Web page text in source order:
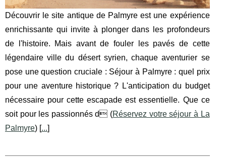
Découvrir le site antique de Palmyre est une expérience
enrichissante qui invite à plonger dans les profondeurs
de l'histoire. Mais avant de fouler les pavés de cette
légendaire ville du désert syrien, chaque aventurier se
pose une question cruciale : Séjour à Palmyre : quel prix
pour une aventure historique ? L'anticipation du budget
nécessaire pour cette escapade est essentielle. Que ce
soit pour les passionnés d (Réservez votre séjour à La
Palmyre) [...]